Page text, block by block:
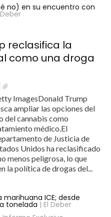
no) en su encuentro con
reclasifica la
como una droga
ImagesDonald Trump
ampliar las opciones del
del cannabis como
médico.El
de Justicia de
Unidos ha reclasificado
menos peligrosa, lo que
la política de drogas del...
ICE; desde
tonelada | El Deber